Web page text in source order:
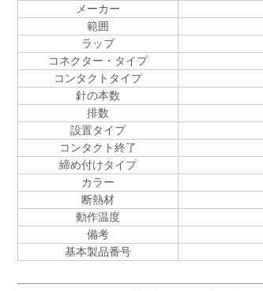
メーカー
範囲
ラップ
コネクター・タイプ
コンタクトタイプ
針の本数
排数
設置タイプ
コンタクト終了
締め付けタイプ
カラー
断熱材
動作温度
備考
基本製品番号